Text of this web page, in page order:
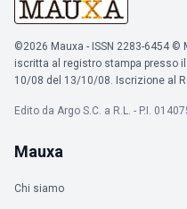
©2026 Mauxa - ISSN 2283-6454
iscritta al registro stampa presso
10/08 del 13/10/08. Iscrizione al
Edito da Argo S.C. a R.L. - P.I.
Mauxa
Chi siamo